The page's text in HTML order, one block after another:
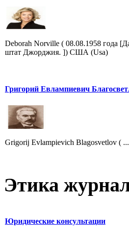
Deborah Norville ( 08.08.1958 года
штат Джорджия. ]) США (Usa)
Григорий Евлампиевич
Grigorij Evlampievich Blagosvetlov ( ...
Этика
Юридические консультации